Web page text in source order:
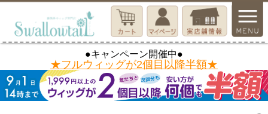
●キャンペーン開催中●
★フルウィッグが2個目以降半額★